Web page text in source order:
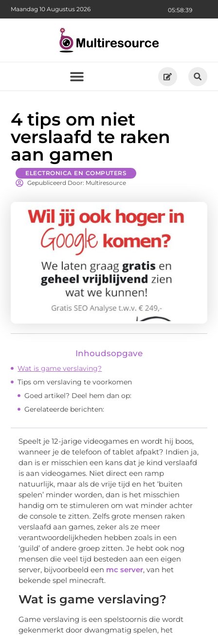
05:58:40
Maandag 10 Augustus 2026
4 tips om niet
verslaafd te raken
aan gamen
ELECTRONICA EN COMPUTERS
Gepubliceerd Door: Multiresource
Inhoudsopgave
Wat is game verslaving?
Tips om verslaving te voorkomen
Goed artikel? Deel hem dan op:
Gerelateerde berichten:
Speelt je 12-jarige videogames en wordt hij boos,
wanneer je de telefoon of tablet afpakt? Indien ja,
dan is er misschien een kans dat je kind verslaafd
is aan videogames. Niet direct een ramp
natuurlijk, maar als de vrije tijd en het ‘buiten
spelen’ minder worden, dan is het misschien
handig om te stimuleren om wat minder achter
de console te zitten. Zelfs grote mensen raken
verslaafd aan games, zeker als ze meer
verantwoordelijkheden hebben zoals in een
‘guild’ of andere groep zitten. Je hebt ook nog
mensen die veel tijd besteden aan een eigen
server, bijvoorbeeld een mc server, van het
bekende spel minecraft.
Wat is game verslaving?
Game verslaving is een spelstoornis die wordt
gekenmerkt door dwangmatig spelen, het